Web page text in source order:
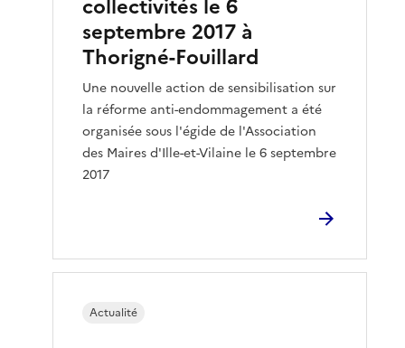
collectivités le 6
septembre 2017 à
Thorigné-Fouillard
Une nouvelle action de sensibilisation sur
la réforme anti-endommagement a été
organisée sous l'égide de l'Association
des Maires d'Ille-et-Vilaine le 6 septembre
2017
Actualité